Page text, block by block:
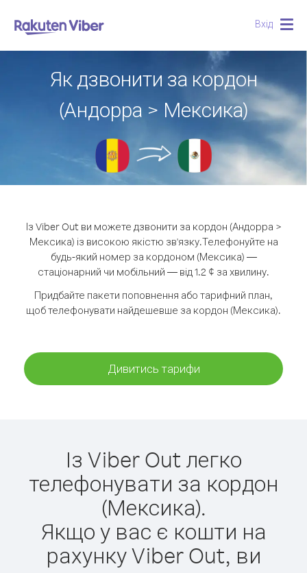
Вхід
Як дзвонити за кордон
(Андорра > Мексика)
Із Viber Out ви можете дзвонити за кордон (Андорра >
Мексика) із високою якістю зв'язку.Телефонуйте на
будь-який номер за кордоном (Мексика) —
стаціонарний чи мобільний — від 1.2 ¢ за хвилину.
Придбайте пакети поповнення або тарифний план,
щоб телефонувати найдешевше за кордон (Мексика).
Дивитись тарифи
Із Viber Out легко
телефонувати за кордон
(Мексика).
Якщо у вас є кошти на
рахунку Viber Out, ви